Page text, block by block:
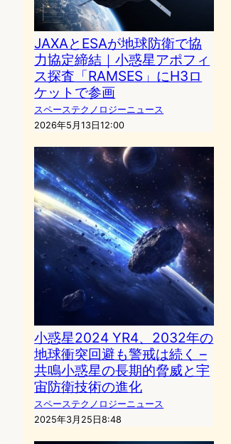
JAXAとESAが地球防衛で協
力協定締結｜小惑星アポフィ
ス探査「RAMSES」にH3ロ
ケットで参画
スペーステクノロジーニュース
2026年5月13日12:00
小惑星2024 YR4、2032年の
地球衝突回避も警戒は続く –
共鳴小惑星の長期的脅威と宇
宙防衛技術の進化
スペーステクノロジーニュース
2025年3月25日8:48